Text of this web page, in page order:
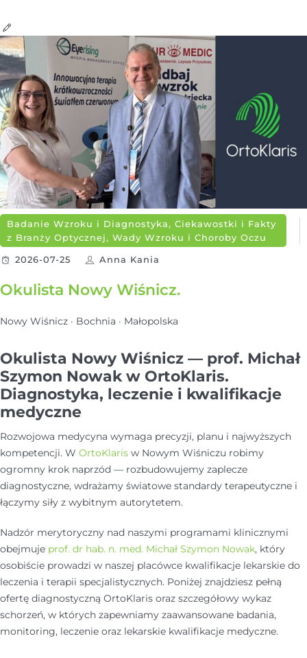
Badanie Wzroku i Diagnostyka, Ciekawostki i Fakty
z Branży Optycznej, Wady Wzroku i Choroby Oczu
2026-07-25
Anna Kania
Okulista Nowy Wiśnicz.
Nowy Wiśnicz · Bochnia · Małopolska
Okulista Nowy Wiśnicz — prof. Michał
Szymon Nowak w OrtoKlaris.
Diagnostyka, leczenie i kwalifikacje
medyczne
Rozwojowa medycyna wymaga precyzji, planu i najwyższych
kompetencji. W OrtoKlaris w Nowym Wiśniczu robimy
ogromny krok naprzód — rozbudowujemy zaplecze
diagnostyczne, wdrażamy światowe standardy terapeutyczne i
łączymy siły z wybitnym autorytetem.
Nadzór merytoryczny nad naszymi programami klinicznymi
obejmuje prof. dr hab. n. med. Michał Szymon Nowak, który
osobiście prowadzi w naszej placówce kwalifikacje lekarskie do
leczenia i terapii specjalistycznych. Poniżej znajdziesz pełną
ofertę diagnostyczną OrtoKlaris oraz szczegółowy wykaz
schorzeń, w których zapewniamy zaawansowane badania,
monitoring, leczenie oraz lekarskie kwalifikacje medyczne.